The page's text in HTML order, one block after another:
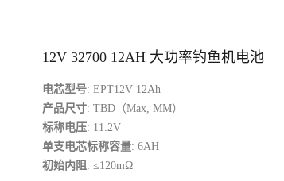
12V 32700 12AH 大功率钓鱼机电池
电芯型号: EPT12V 12Ah
产品尺寸: TBD（Max, MM）
标称电压: 11.2V
单支电芯标称容量: 6AH
初始内阻 : ≤120mΩ